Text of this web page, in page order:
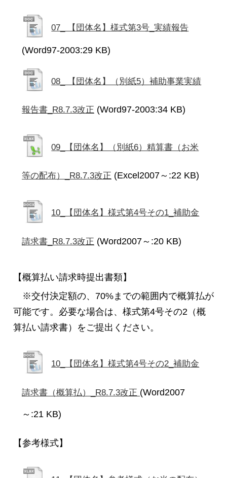
07_ 【団体名】様式第3号_実績報告
(Word97-2003:29 KB)
08_ 【団体名】（別紙5）補助事業実績
報告書_R8.7.3改正 (Word97-2003:34 KB)
09_【団体名】（別紙6）精算書（お米
等の配布）_R8.7.3改正 (Excel2007～:22 KB)
10_【団体名】様式第4号その1_補助金
請求書_R8.7.3改正 (Word2007～:20 KB)
【概算払い請求時提出書類】
※交付決定額の、70%までの範囲内で概算払が
可能です。必要な場合は、様式第4号その2（概
算払い請求書）をご提出ください。
10_【団体名】様式第4号その2_補助金
請求書（概算払）_R8.7.3改正 (Word2007
～:21 KB)
【参考様式】